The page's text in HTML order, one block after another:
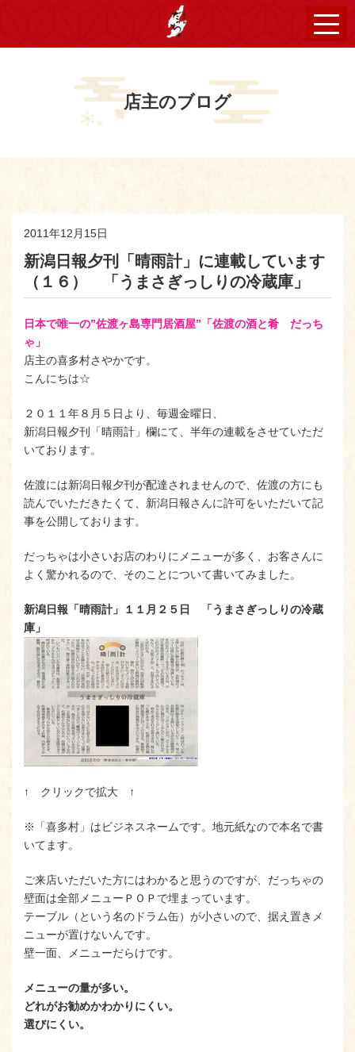
店主のブログ
2011年12月15日
新潟日報夕刊「晴雨計」に連載しています
（１６） 「うまさぎっしりの冷蔵庫」
日本で唯一の”佐渡ヶ島専門居酒屋”「佐渡の酒と肴 だっち
ゃ」
店主の喜多村さやかです。
こんにちは☆
２０１１年８月５日より、毎週金曜日、
新潟日報夕刊「晴雨計」欄にて、半年の連載をさせていただ
いております。
佐渡には新潟日報夕刊が配達されませんので、佐渡の方にも
読んでいただきたくて、新潟日報さんに許可をいただいて記
事を公開しております。
だっちゃは小さいお店のわりにメニューが多く、お客さんに
よく驚かれるので、そのことについて書いてみました。
新潟日報「晴雨計」１１月２５日 「うまさぎっしりの冷蔵
庫」
↑ クリックで拡大 ↑
※「喜多村」はビジネスネームです。地元紙なので本名で書
いてます。
ご来店いただいた方にはわかると思うのですが、だっちゃの
壁面は全部メニューＰＯＰで埋まっています。
テーブル（という名のドラム缶）が小さいので、据え置きメ
ニューが置けないんです。
壁一面、メニューだらけです。
メニューの量が多い。
どれがお勧めかわかりにくい。
選びにくい。